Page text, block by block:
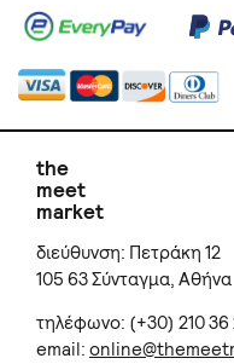
the
meet
market
διεύθυνση: Πετράκη 12
105 63 Σύνταγμα, Αθήνα
τηλέφωνο: (+30) 210 36
email: